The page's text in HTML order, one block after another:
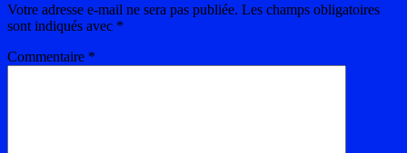
Votre adresse e-mail ne sera pas publiée. Les champs obligatoires
sont indiqués avec *
Commentaire *